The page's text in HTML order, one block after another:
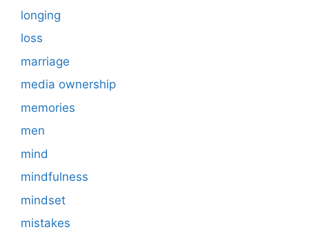
longing
loss
marriage
media ownership
memories
men
mind
mindfulness
mindset
mistakes